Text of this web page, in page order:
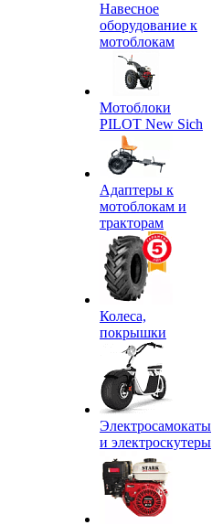
Навесное
оборудование к
мотоблокам
Мотоблоки
PILOT New Sich
Адаптеры к
мотоблокам и
тракторам
Колеса,
покрышки
Электросамокаты
и электроскутеры